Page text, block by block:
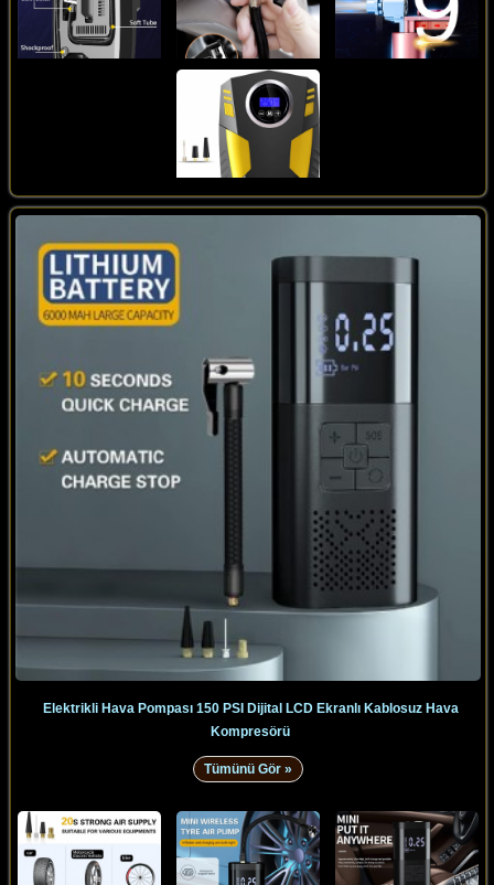
Elektrikli Hava Pompası 150 PSI Dijital LCD Ekranlı Kablosuz Hava
Kompresörü
Tümünü Gör »